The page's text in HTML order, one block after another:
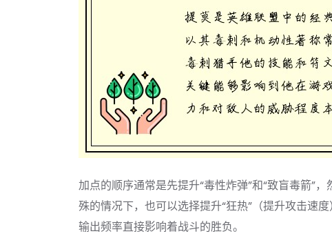
加点的顺序通常是先提升“毒性炸弹”和“致盲毒箭”
殊的情况下，也可以选择提升“狂热”（提升攻击速
输出频率直接影响着战斗的胜负。